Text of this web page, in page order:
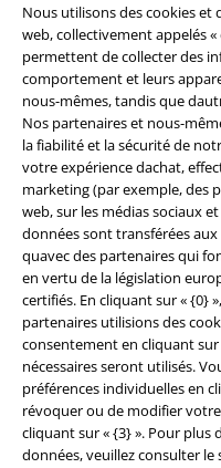
Nous utilisons des cookies
web, collectivement appelés
permettent de collecter des
comportement et leurs
nous-mêmes, tandis que
Nos partenaires et nous-
la fiabilité et la sécurité de
votre expérience dachat,
marketing (par exemple, des
web, sur les médias sociaux
données sont transférées
quavec des partenaires qui
en vertu de la législation
certifiés. En cliquant sur « {0}
partenaires utilisions des
consentement en cliquant sur
nécessaires seront utilisés.
préférences individuelles en
révoquer ou de modifier
cliquant sur « {3} ». Pour
données, veuillez consulter le
Légal
Conditions générales
Éditeur
Clauses de confidentialité
Élimination des déchets et
Déclaration de Conformité
Informations sur l'accessibilité